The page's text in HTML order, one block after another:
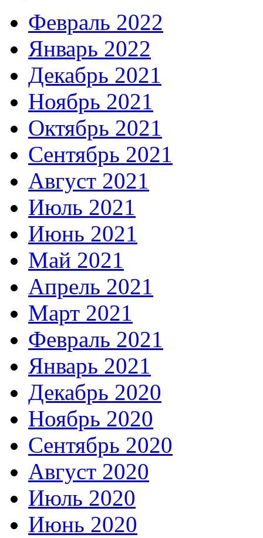
Февраль 2022
Январь 2022
Декабрь 2021
Ноябрь 2021
Октябрь 2021
Сентябрь 2021
Август 2021
Июль 2021
Июнь 2021
Май 2021
Апрель 2021
Март 2021
Февраль 2021
Январь 2021
Декабрь 2020
Ноябрь 2020
Сентябрь 2020
Август 2020
Июль 2020
Июнь 2020